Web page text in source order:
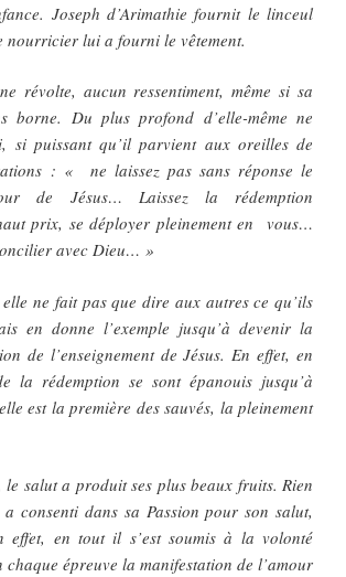
Joseph d’Arimathie fournit le linceul
nourricier lui a fourni le vêtement.
révolte, aucun ressentiment, même si sa
borne. Du plus profond d’elle-même ne
si puissant qu’il parvient aux oreilles de
: « ne laissez pas sans réponse le
de Jésus… Laissez la rédemption
prix, se déployer pleinement en vous…
avec Dieu… »
ne fait pas que dire aux autres ce qu’ils
en donne l’exemple jusqu’à devenir la
de l’enseignement de Jésus. En effet, en
la rédemption se sont épanouis jusqu’à
est la première des sauvés, la pleinement
le salut a produit ses plus beaux fruits. Rien
a consenti dans sa Passion pour son salut,
effet, en tout il s’est soumis à la volonté
épreuve la manifestation de l’amour